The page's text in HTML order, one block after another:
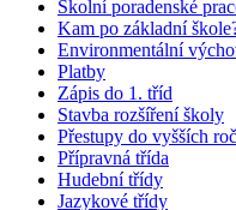
Školní poradenské
Kam po základní
Environmentální
Platby
Zápis do 1. tříd
Stavba rozšíření školy
Přestupy do vyšších
Přípravná třída
Hudební třídy
Jazykové třídy